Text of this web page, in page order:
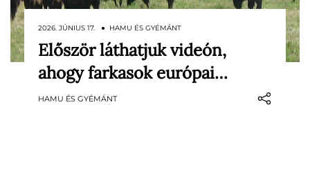
Ritka jelenetet rögzítettek rejtett
kamerákkal a lengyel–fehérorosz határon
fekvő Białowieża-őserdőben. A felvételen
2026. JÚNIUS 17. ● HAMU ÉS GYÉMÁNT
Először láthatjuk videón,
ahogy farkasok európai…
HAMU ÉS GYÉMÁNT